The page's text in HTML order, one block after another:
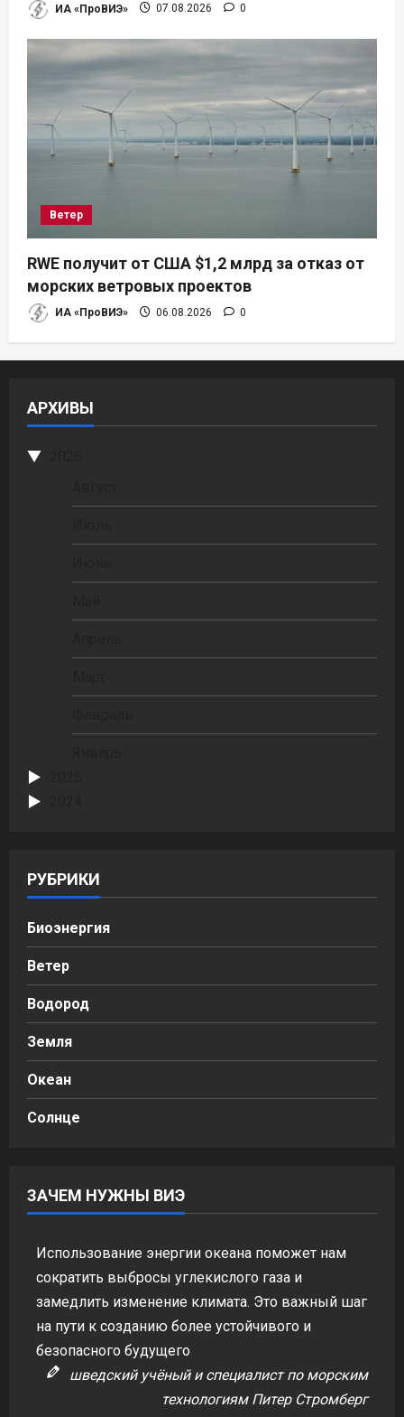
ИА «ПроВИЭ» 07.08.2026 0
Ветер
RWE получит от США $1,2 млрд за отказ от
морских ветровых проектов
ИА «ПроВИЭ» 06.08.2026 0
АРХИВЫ
РУБРИКИ
Биоэнергия
Ветер
Водород
Земля
Океан
Солнце
ЗАЧЕМ НУЖНЫ ВИЭ
Использование энергии океана поможет нам
сократить выбросы углекислого газа и
замедлить изменение климата. Это важный шаг
на пути к созданию более устойчивого и
безопасного будущего
шведский учёный и специалист по морским
технологиям Питер Стромберг